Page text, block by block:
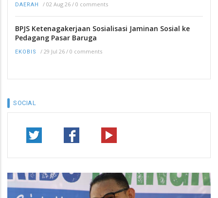
DAERAH / 02 Aug 26 / 0 comments
BPJS Ketenagakerjaan Sosialisasi Jaminan Sosial ke
Pedagang Pasar Baruga
EKOBIS / 29 Jul 26 / 0 comments
SOCIAL